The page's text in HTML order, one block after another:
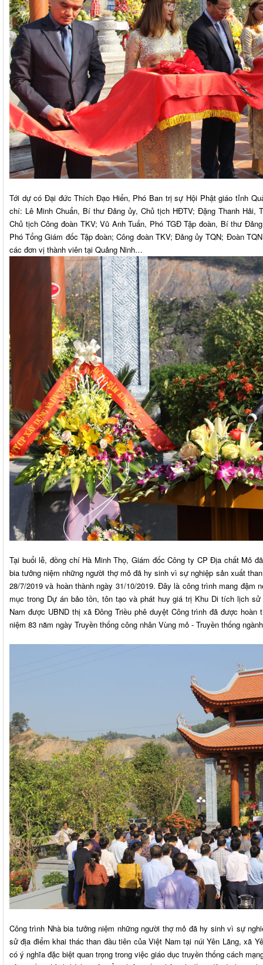
Tới dự có Đại đức Thích Đạo Hiển, Phó Ban trị sự Hội Phật giáo tỉnh
chí: Lê Minh Chuẩn, Bí thư Đảng ủy, Chủ tịch HĐTV; Đặng Thanh Hải,
Chủ tịch Công đoàn TKV; Vũ Anh Tuấn, Phó TGĐ Tập đoàn, Bí thư
Phó Tổng Giám đốc Tập đoàn; Công đoàn TKV; Đảng ủy TQN; Đoàn
các đơn vị thành viên tại Quảng Ninh…
Tại buổi lễ, đồng chí Hà Minh Thọ, Giám đốc Công ty CP Địa chất Mỏ
bia tưởng niệm những người thợ mỏ đã hy sinh vì sự nghiệp sản xuất
28/7/2019 và hoàn thành ngày 31/10/2019. Đây là công trình mang đậm
mục trong Dự án bảo tồn, tôn tạo và phát huy giá trị Khu Di tích lịch
Nam được UBND thị xã Đông Triều phê duyệt Công trình đã được
niệm 83 năm ngày Truyền thống công nhân Vùng mỏ - Truyền thống
Công trình Nhà bia tưởng niệm những người thợ mỏ đã hy sinh vì sự
sử địa điểm khai thác than đầu tiên của Việt Nam tại núi Yên Lãng, xã
có ý nghĩa đặc biệt quan trọng trong việc giáo dục truyền thống cách